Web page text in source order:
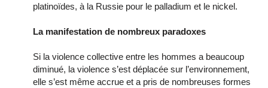
platinoïdes, à la Russie pour le palladium et le nickel.
La manifestation de nombreux paradoxes
Si la violence collective entre les hommes a beaucoup
diminué, la violence s’est déplacée sur l’environnement,
elle s’est même accrue et a pris de nombreuses formes